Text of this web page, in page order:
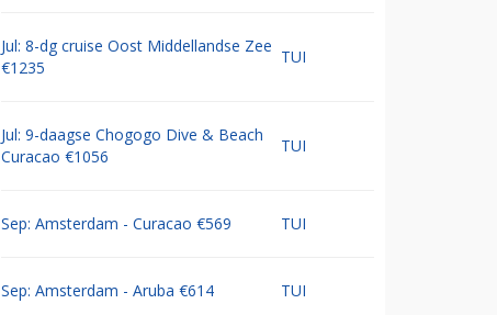
Jul: 8-dg cruise Oost Middellandse Zee
€1235
TUI
Jul: 9-daagse Chogogo Dive & Beach
Curacao €1056
TUI
Sep: Amsterdam - Curacao €569 TUI
Sep: Amsterdam - Aruba €614 TUI